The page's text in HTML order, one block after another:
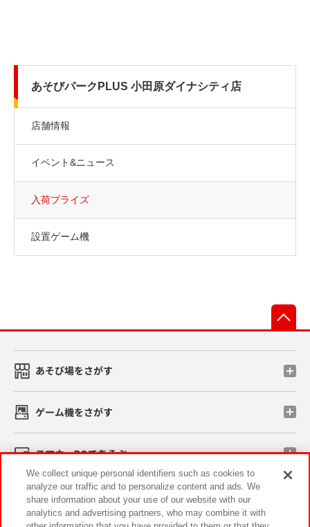
あそびパークPLUS 小田原ダイナシティ店
店舗情報
イベント&ニュース
入荷プライズ
設置ゲーム機
あそび場をさがす
ゲーム機をさがす
スマホ・PCであそぶ
イベント・キャンペーン
We collect unique personal identifiers such as cookies to
analyze our traffic and to personalize content and ads. We
share information about your use of our website with our
analytics and advertising partners, who may combine it with